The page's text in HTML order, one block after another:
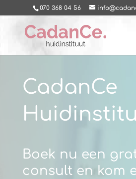
070 368 04 56
CadanCe
Boek nu een
consult en kom